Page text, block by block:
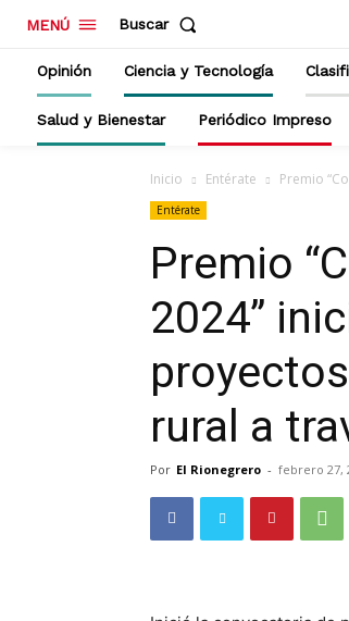
MENÚ Buscar
Opinión Ciencia y Tecnología
Salud y Bienestar Periódico Impreso
Inicio Entérate Premio
Entérate
Premio
2024”
rural a
Por El Rionegrero - febrero 27,